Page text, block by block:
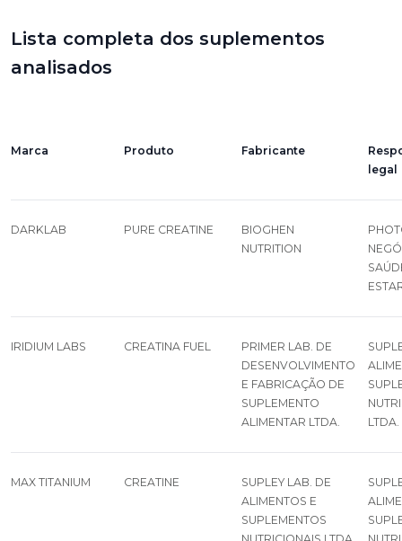
Lista completa dos suplementos
analisados
Marca Produto Fabricante
legal
DARKLAB PURE CREATINE
BIOGHEN
NUTRITION
IRIDIUM LABS CREATINA FUEL
PRIMER LAB. DE
DESENVOLVIMENTO
E FABRICAÇÃO DE
SUPLEMENTO
ALIMENTAR LTDA.
LTDA.
MAX TITANIUM CREATINE
SUPLEY LAB. DE
ALIMENTOS E
SUPLEMENTOS